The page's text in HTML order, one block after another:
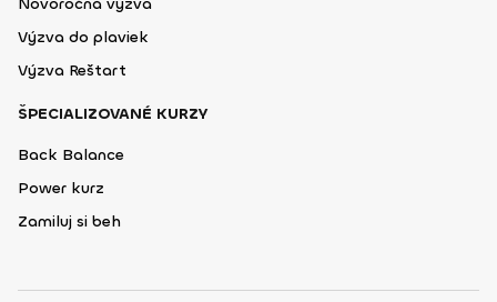
Novoročná výzva
Výzva do plaviek
Výzva Reštart
ŠPECIALIZOVANÉ KURZY
Back Balance
Power kurz
Zamiluj si beh